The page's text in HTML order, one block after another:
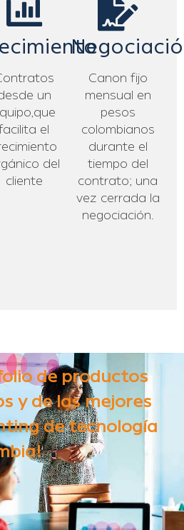
un
el
del
cliente
Canon fijo
mensual en
pesos
colombianos
durante el
tiempo del
contrato; una
vez cerrada la
negociación.​
de productos
y de las mejores
de tecnología